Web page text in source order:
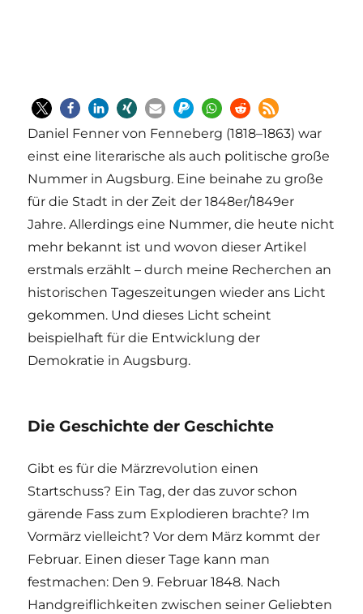
Daniel Fenner von Fenneberg (1818–1863) war
einst eine literarische als auch politische große
Nummer in Augsburg. Eine beinahe zu große
für die Stadt in der Zeit der 1848er/1849er
Jahre. Allerdings eine Nummer, die heute nicht
mehr bekannt ist und wovon dieser Artikel
erstmals erzählt – durch meine Recherchen an
historischen Tageszeitungen wieder ans Licht
gekommen. Und dieses Licht scheint
beispielhaft für die Entwicklung der
Demokratie in Augsburg.
Die Geschichte der Geschichte
Gibt es für die Märzrevolution einen
Startschuss? Ein Tag, der das zuvor schon
gärende Fass zum Explodieren brachte? Im
Vormärz vielleicht? Vor dem März kommt der
Februar. Einen dieser Tage kann man
festmachen: Den 9. Februar 1848. Nach
Handgreiflichkeiten zwischen seiner Geliebten